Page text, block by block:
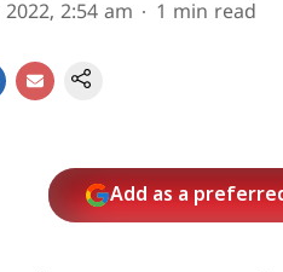
2022, 2:54 am 1 min read
Add as a